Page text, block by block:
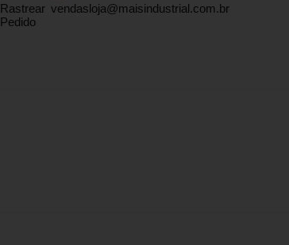
Rastrear
Pedido
vendasloja@maisindustrial.com.br